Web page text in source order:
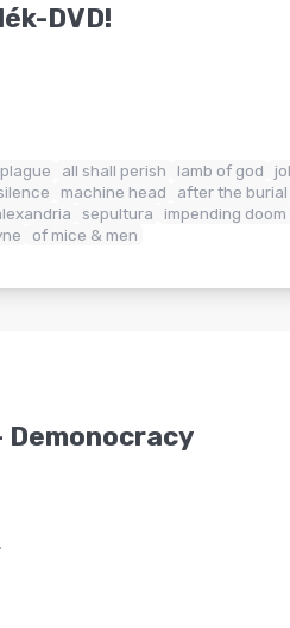
DVD!
all shall perish lamb of god
machine head
after the burial
sepultura impending doom
of mice & men
Demonocracy